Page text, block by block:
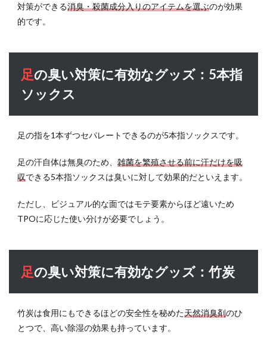
対策ができる消臭・殺菌成分入りのアイテムを選ぶのが効果
的です。
足の臭い対策に有効なグッズ：5本指
ソックス
足の指を1本ずつセパレートできるのが5本指ソックスです。
足の汗自体は無臭のため、 雑菌を繁殖させる前に汗だけを吸
収できる5本指ソックスは臭いに対して効果的だといえます。
ただし、ビジュアル的な面ではモテ要素からほど遠いため
TPOに応じた使い分けが必要でしょう。
足の臭い対策に有効なグッズ：竹炭
竹炭は食用にもできるほどの安全性を秘めた天然消臭剤のひ
とつで、高い除湿の効果も持っています。